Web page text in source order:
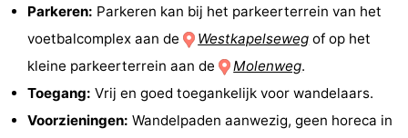
Brouwershaven
Bruinisse
Zierikzee
-
Parkeren: Parkeren kan bij het parkeerterrein van het
voetbalcomplex aan de
Westkapelseweg of op het
kleine parkeerterrein aan de
Molenweg.
Toegang: Vrij en goed toegankelijk voor wandelaars.
Voorzieningen: Wandelpaden aanwezig, geen horeca in